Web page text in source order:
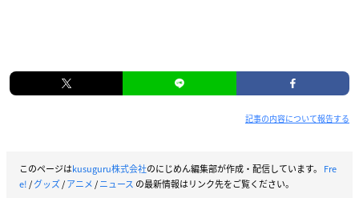
記事の内容について報告する
このページはkusuguru株式会社のにじめん編集部が作成・配信しています。 Fre
e!/グッズ/アニメ/ニュース の最新情報はリンク先をご覧ください。